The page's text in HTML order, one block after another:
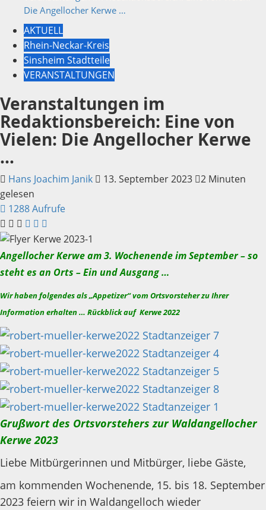
Die Angellocher Kerwe …
AKTUELL
Rhein-Neckar-Kreis
Sinsheim Stadtteile
VERANSTALTUNGEN
Veranstaltungen im
Redaktionsbereich: Eine von
Vielen: Die Angellocher Kerwe
…
Hans Joachim Janik 13. September 2023
2 Minuten
gelesen
1288 Aufrufe
Angellocher Kerwe am 3. Wochenende im September – so
steht es an Orts – Ein und Ausgang …
Wir haben folgendes als „Appetizer“ vom Ortsvorsteher zu Ihrer
Information erhalten … Rückblick auf Kerwe 2022
Grußwort des Ortsvorstehers zur Waldangellocher
Kerwe 2023
Liebe Mitbürgerinnen und Mitbürger, liebe Gäste,
am kommenden Wochenende, 15. bis 18. September
2023 feiern wir in Waldangelloch wieder